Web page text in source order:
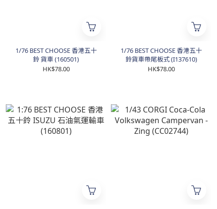
1/76 BEST CHOOSE 香港五十
鈴 貨車 (160501)
HK$78.00
1/76 BEST CHOOSE 香港五十
鈴貨車帶尾板式 (I137610)
HK$78.00